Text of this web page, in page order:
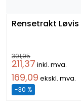
301,95
211,37 inkl. mva.
169,09 ekskl. mva.
-30 %